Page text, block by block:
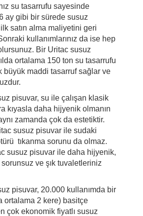
su tasarrufu sayesinde
ay gibi bir sürede susuz
satın alma maliyetini geri
kullanımlarınız da ise hep
Bir Uritac susuz
ortalama 150 ton su tasarrufu
büyük maddi tasarruf sağlar ve
pisuvar, su ile çalışan klasik
kıyasla daha hijyenik olmanın
zamanda çok da estetiktir.
susuz pisuvar ile sudaki
tıkanma sorunu da olmaz.
susuz pisuvar ile daha hijyenik,
ve şık tuvaletleriniz
pisuvar, 20.000 kullanımda bir
ortalama 2 kere) basitçe
çok ekonomik fiyatlı susuz